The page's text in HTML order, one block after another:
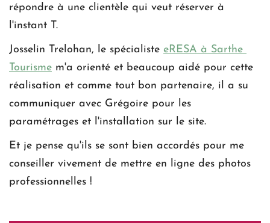
répondre à une clientèle qui veut réserver à
l'instant T.
Josselin Trelohan, le spécialiste eRESA à Sarthe
Tourisme m'a orienté et beaucoup aidé pour cette
réalisation et comme tout bon partenaire, il a su
communiquer avec Grégoire pour les
paramétrages et l'installation sur le site.
Et je pense qu'ils se sont bien accordés pour me
conseiller vivement de mettre en ligne des photos
professionnelles !